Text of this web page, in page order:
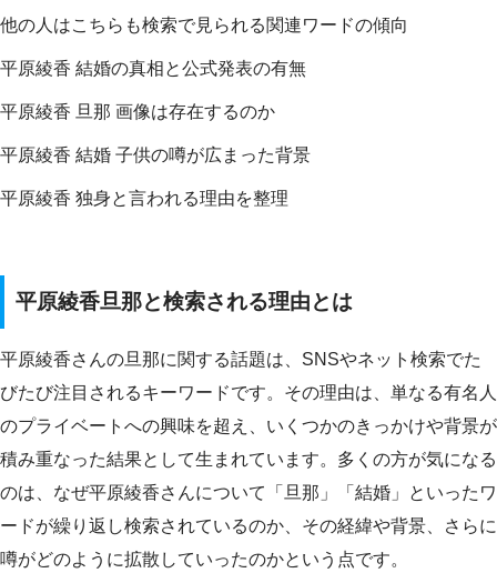
他の人はこちらも検索で見られる関連ワードの傾向
平原綾香 結婚の真相と公式発表の有無
平原綾香 旦那 画像は存在するのか
平原綾香 結婚 子供の噂が広まった背景
平原綾香 独身と言われる理由を整理
平原綾香旦那と検索される理由とは
平原綾香さんの旦那に関する話題は、SNSやネット検索でた
びたび注目されるキーワードです。その理由は、単なる有名人
のプライベートへの興味を超え、いくつかのきっかけや背景が
積み重なった結果として生まれています。多くの方が気になる
のは、なぜ平原綾香さんについて「旦那」「結婚」といったワ
ードが繰り返し検索されているのか、その経緯や背景、さらに
噂がどのように拡散していったのかという点です。